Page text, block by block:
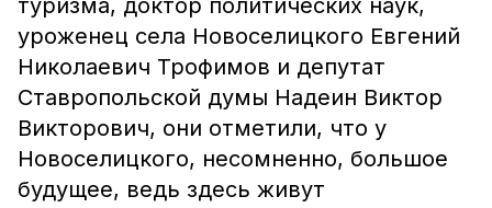
туризма, доктор политических наук,
уроженец села Новоселицкого Евгений
Николаевич Трофимов и депутат
Ставропольской думы Надеин Виктор
Викторович, они отметили, что у
Новоселицкого, несомненно, большое
будущее, ведь здесь живут